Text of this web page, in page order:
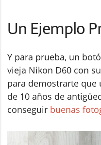
Un Ejemplo
Y para prueba, un
vieja Nikon D60 con su
para demostrarte que
de 10 años de
conseguir buenas